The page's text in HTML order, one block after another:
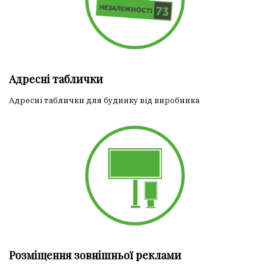
Адресні таблички
Адресні таблички для будинку від виробника
Розміщення зовнішньої реклами